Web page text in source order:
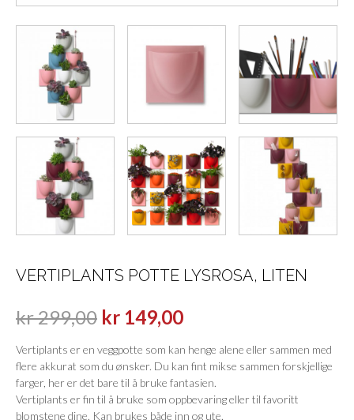
VERTIPLANTS POTTE LYSROSA, LITEN
kr299,00 kr 149,00
Vertiplants er en veggpotte som kan henge alene eller sammen med
flere akkurat som du ønsker. Du kan fint mikse sammen forskjellige
farger, her er det bare til å bruke fantasien.
Vertiplants er fin til å bruke som oppbevaring eller til favoritt
blomstene dine. Kan brukes både inn og ute.